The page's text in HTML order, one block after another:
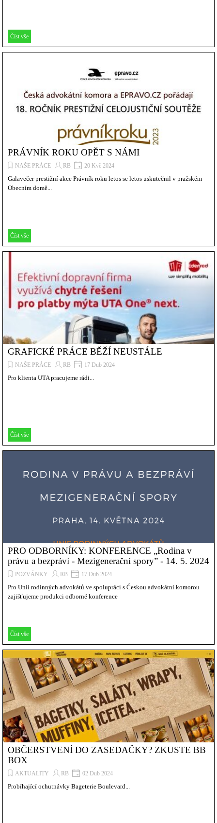
Číst vše
PRÁVNÍK ROKU OPĚT S NÁMI
NAŠE PRÁCE RB 20 Kvě 2024
Galavečer prestižní akce Právník roku letos se letos uskutečnil v pražském
Obecním domě...
Číst vše
GRAFICKÉ PRÁCE BĚŽÍ NEUSTÁLE
NAŠE PRÁCE RB 17 Dub 2024
Pro klienta UTA pracujeme rádi...
Číst vše
PRO ODBORNÍKY: KONFERENCE „Rodina v
právu a bezpráví - Mezigenerační spory” - 14. 5. 2024
POZVÁNKY RB 17 Dub 2024
Pro Unii rodinných advokátů ve spolupráci s Českou advokátní komorou
zajišťujeme produkci odborné konference
Číst vše
OBČERSTVENÍ DO ZASEDAČKY? ZKUSTE BB
BOX
AKTUALITY RB 02 Dub 2024
Probíhající ochutnávky Bageterie Boulevard...